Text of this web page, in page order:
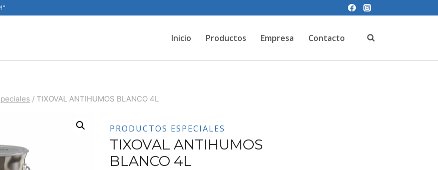
Inicio Productos Empresa Contacto
/ TIXOVAL ANTIHUMOS BLANCO 4L
PRODUCTOS ESPECIALES
TIXOVAL ANTIHUMOS
BLANCO 4L